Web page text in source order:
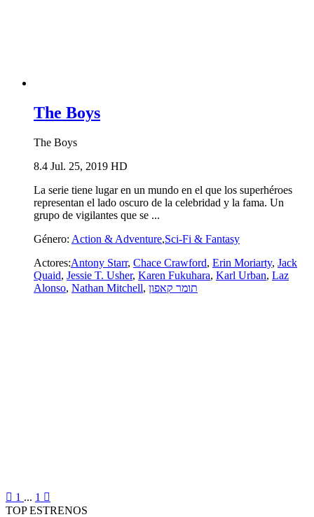
The Boys
The Boys
8.4 Jul. 25, 2019 HD
La serie tiene lugar en un mundo en el que los superhéroes
representan el lado oscuro de la celebridad y la fama. Un
grupo de vigilantes que se ...
Género: Action & Adventure,Sci-Fi & Fantasy
Actores:Antony Starr, Chace Crawford, Erin Moriarty, Jack
Quaid, Jessie T. Usher, Karen Fukuhara, Karl Urban, Laz
Alonso, Nathan Mitchell, תומר קאפון
1 ... 1
TOP ESTRENOS